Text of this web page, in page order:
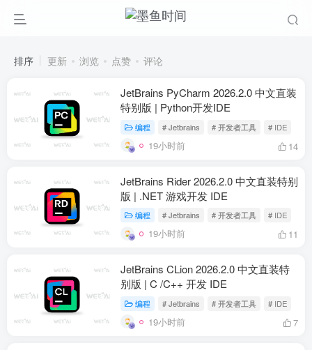
排序 更新 浏览 点赞 评论
JetBrains PyCharm 2026.2.0 中文直装
特别版 | Python开发IDE
编程 # Jetbrains # 开发者工具 # IDE
19小时前 14
JetBrains Rider 2026.2.0 中文直装特别
版 | .NET 游戏开发 IDE
编程 # Jetbrains # 开发者工具 # IDE
19小时前 11
JetBrains CLion 2026.2.0 中文直装特
别版 | C /C++ 开发 IDE
编程 # Jetbrains # 开发者工具 # IDE
19小时前 7